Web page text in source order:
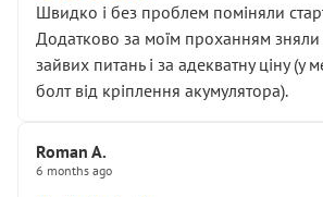
Швидко і без проблем поміняли
Додатково за моїм проханням зняли
зайвих питань і за адекватну ціну (у
болт від кріплення акумулятора).
Roman A.
6 months ago